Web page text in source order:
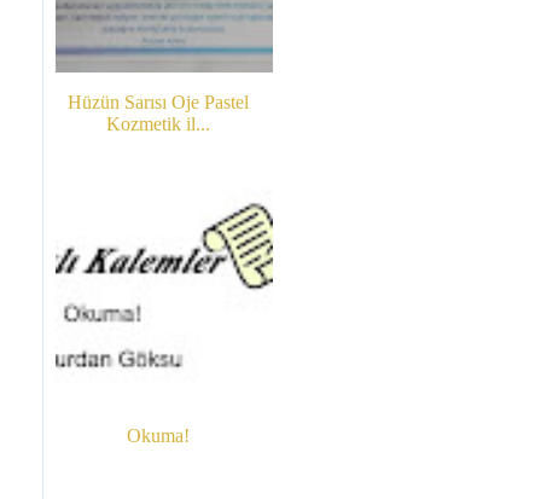
Hüzün Sarısı Oje Pastel
Kozmetik il...
Okuma!